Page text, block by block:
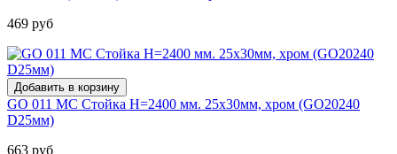
469 руб
GO 011 МС Стойка Н=2400 мм. 25х30мм, хром (GO20240
D25мм)
663 руб